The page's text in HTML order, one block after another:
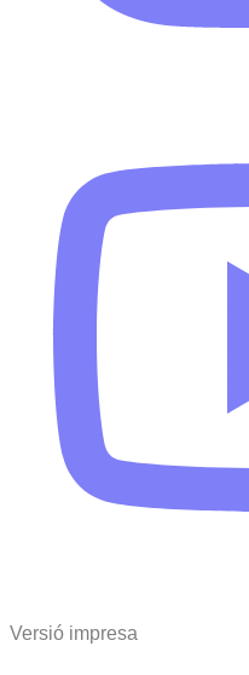
Versió impresa